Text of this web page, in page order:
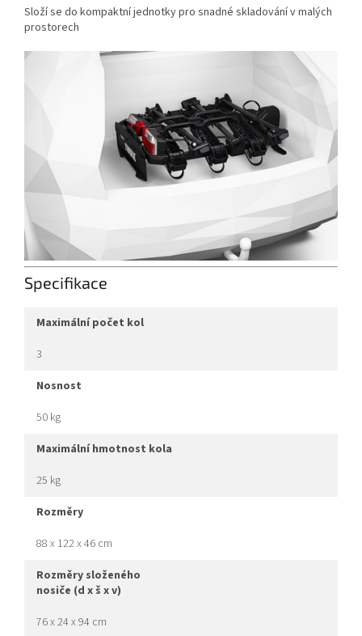
Složí se do kompaktní jednotky pro snadné skladování v malých
prostorech
Specifikace
maximální počet kol
3
nosnost
50 kg
maximální hmotnost kola
25 kg
rozměry
88 x 122 x 46 cm
rozměry složeného
nosiče (d x š x v)
76 x 24 x 94 cm